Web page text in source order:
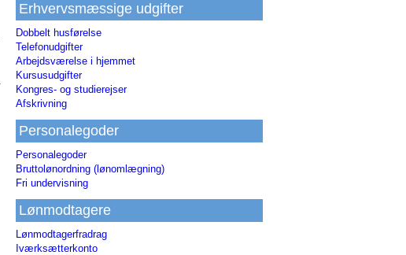
Erhvervsmæssige udgifter
Dobbelt husførelse
Telefonudgifter
Arbejdsværelse i hjemmet
Kursusudgifter
Kongres- og studierejser
Afskrivning
Personalegoder
Personalegoder
Bruttolønordning (lønomlægning)
Fri undervisning
Lønmodtagere
Lønmodtagerfradrag
Iværksætterkonto